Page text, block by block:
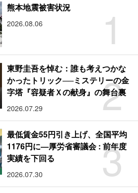
1
熊本地震被害状況
2026.08.06
2
東野圭吾を悼む：誰も考えつかな
かったトリック──ミステリーの金
字塔『容疑者Ｘの献身』の舞台裏
2026.07.29
3
最低賃金55円引き上げ、全国平均
1176円に―厚労省審議会 : 前年度
実績を下回る
2026.07.30